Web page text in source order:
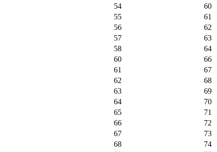
60
54
61
55
62
56
63
57
64
58
66
60
67
61
68
62
69
63
70
64
71
65
72
66
73
67
74
68